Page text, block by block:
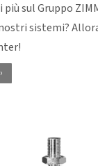
più sul Gruppo
sistemi?